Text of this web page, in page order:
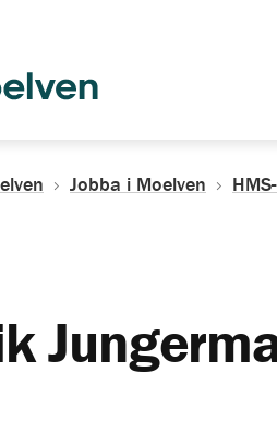
Jobba i Moelven